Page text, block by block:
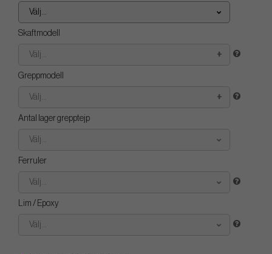
Välj...
Skaftmodell
Välj...
Greppmodell
Välj...
Antal lager grepptejp
Välj...
Ferruler
Välj...
Lim / Epoxy
Välj...